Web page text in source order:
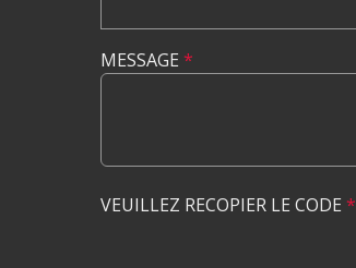
MESSAGE *
VEUILLEZ RECOPIER LE CODE *